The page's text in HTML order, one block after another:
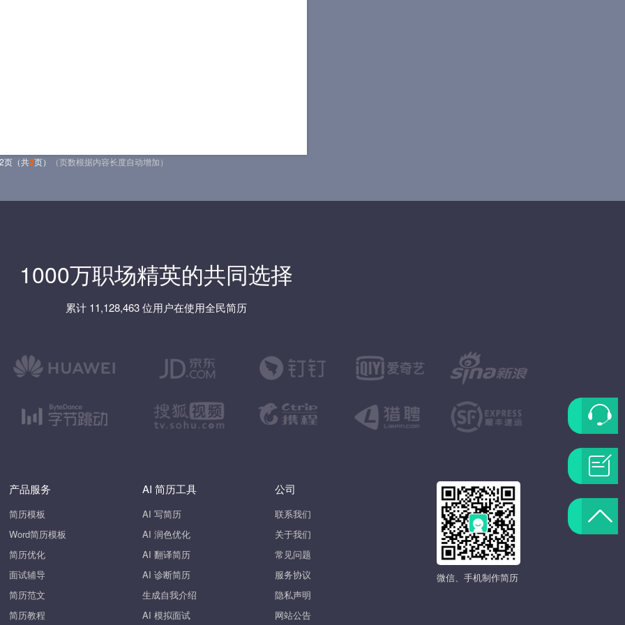
页（共2页） （页数根据内容长度自动增加）
1000万职场精英的共同选择
累计 11,128,463 位用户在使用全民简历
产品服务
简历模板
Word简历模板
简历优化
面试辅导
简历范文
简历教程
AI 简历工具
AI 写简历
AI 润色优化
AI 翻译简历
AI 诊断简历
生成自我介绍
AI 模拟面试
公司
联系我们
关于我们
常见问题
服务协议
隐私声明
网站公告
微信、手机制作简历
联
系
客
服
题
反
返